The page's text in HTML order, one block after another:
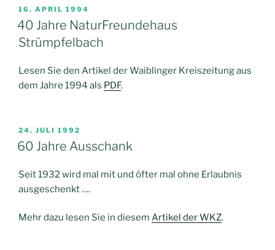
VERÖFFENTLICHT
AM
16. APRIL 1994
40 Jahre NaturFreundehaus
Strümpfelbach
Lesen Sie den Artikel der Waiblinger Kreiszeitung aus
dem Jahre 1994 als PDF.
VERÖFFENTLICHT
AM
24. JULI 1992
60 Jahre Ausschank
Seit 1932 wird mal mit und öfter mal ohne Erlaubnis
ausgeschenkt ….
Mehr dazu lesen Sie in diesem Artikel der WKZ.